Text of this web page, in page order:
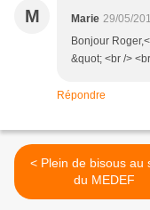
M Marie 29/05/
Bonjour
&quot; <br />
Répondre
< Plein de bisous au siège
du MEDEF